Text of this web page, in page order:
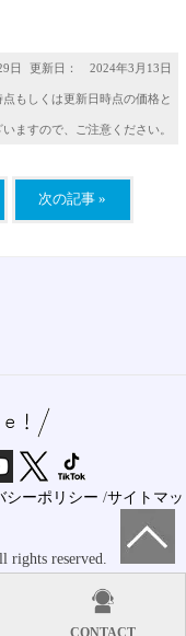
日 更新日： 2024年3月13日
もしくは更新日時点の価格と
ますので、ご注意ください。
次の記事 »
CONTACT
シーポリシー /サイトマッ
reserved.